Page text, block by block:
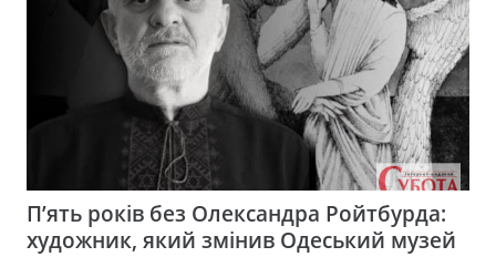
П’ять років без Олександра Ройтбурда:
художник, який змінив Одеський музей